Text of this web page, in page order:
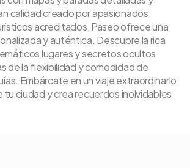
calidad creado por apasionados
acreditados, Paseo ofrece una
y auténtica. Descubre la rica
lugares y secretos ocultos
de la flexibilidad y comodidad de
Embárcate en un viaje extraordinario
tu ciudad y crea recuerdos inolvidables